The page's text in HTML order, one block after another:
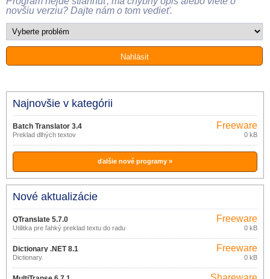
novšiu verziu? Dajte nám o tom vedieť.
Najnovšie v kategórii
Batch Translator 3.4
Preklad dlhých textov
Freeware
(pro
nekomerční
účely)
0 kB
ďalšie nové programy »
Nové aktualizácie
QTranslate 5.7.0
Utilitka pre ľahký preklad textu do radu
Freeware
0 kB
Dictionary .NET 8.1
Dictionary.
Freeware
(pro
nekomerční
účely)
0 kB